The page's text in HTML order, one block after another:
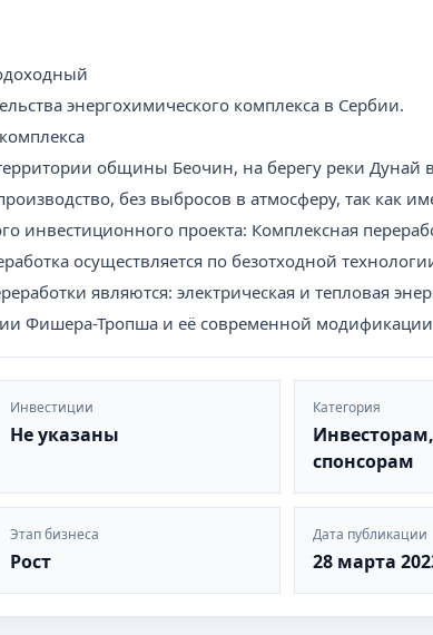
энергохимического комплекса в Сербии.
общины Беочин, на берегу реки Дунай
без выбросов в атмосферу, так как
инвестиционного проекта: Комплексная
осуществляется по безотходной
являются: электрическая и тепловая
Фишера-Тропша и её современной модификации
Инвестиции
Не указаны
Категория
спонсорам
Этап бизнеса
Рост
Дата публикации
28 марта